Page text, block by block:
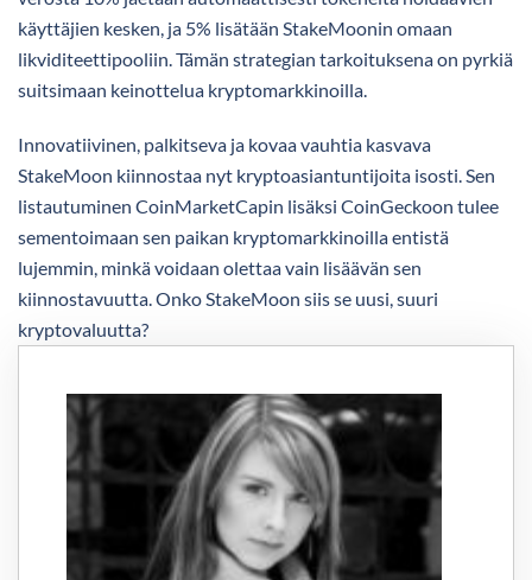
käyttäjien kesken, ja 5% lisätään StakeMoonin omaan
likviditeettipooliin. Tämän strategian tarkoituksena on pyrkiä
suitsimaan keinottelua kryptomarkkinoilla.
Innovatiivinen, palkitseva ja kovaa vauhtia kasvava
StakeMoon kiinnostaa nyt kryptoasiantuntijoita isosti. Sen
listautuminen CoinMarketCapin lisäksi CoinGeckoon tulee
sementoimaan sen paikan kryptomarkkinoilla entistä
lujemmin, minkä voidaan olettaa vain lisäävän sen
kiinnostavuutta. Onko StakeMoon siis se uusi, suuri
kryptovaluutta?